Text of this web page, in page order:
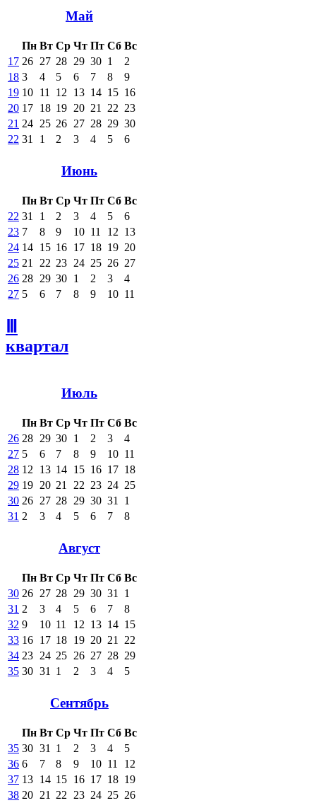
Май
Пн Вт Ср Чт Пт Сб Вс
17 26 27 28 29 30 1
2
18 3 4 5 6 7 8
9
19 10 11 12 13 14 15 16
20 17 18 19 20 21 22 23
21 24 25 26 27 28 29 30
22 31 1 2 3 4 5 6
Июнь
Пн Вт Ср Чт Пт Сб Вс
22 31 1 2 3 4 5
6
23 7 8 9 10 11 12 13
24 14 15 16 17 18 19 20
25 21 22 23 24 25 26 27
26 28 29 30 1 2 3
4
27 5 6 7 8 9 10 11
квартал
Июль
Пн Вт Ср Чт Пт Сб Вс
26 28 29 30 1 2 3
4
27 5 6 7 8 9 10 11
28 12 13 14 15 16 17 18
29 19 20 21 22 23 24 25
30 26 27 28 29 30 31
1
31 2 3 4 5 6 7 8
Август
Пн Вт Ср Чт Пт Сб Вс
30 26 27 28 29 30 31
1
31 2 3 4 5 6 7
8
32 9 10 11 12 13 14 15
33 16 17 18 19 20 21
22
34 23 24 25 26 27 28 29
35 30 31 1 2 3 4 5
Сентябрь
Пн Вт Ср Чт Пт Сб Вс
35 30 31 1 2 3 4
5
36 6 7 8 9 10 11
12
37 13 14 15 16 17 18 19
38 20 21 22 23 24 25 26